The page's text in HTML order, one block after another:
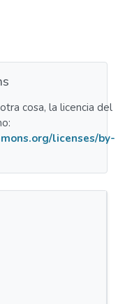
cosa, la licencia del
licenses/by-